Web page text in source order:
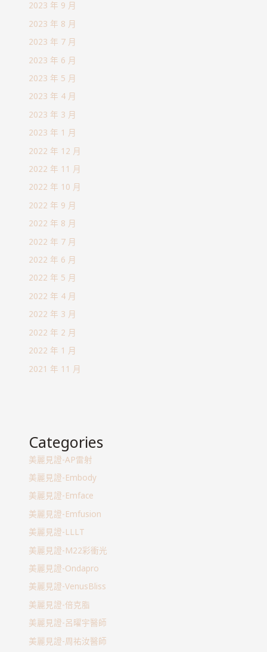
2023 年 9 月
2023 年 8 月
2023 年 7 月
2023 年 6 月
2023 年 5 月
2023 年 4 月
2023 年 3 月
2023 年 1 月
2022 年 12 月
2022 年 11 月
2022 年 10 月
2022 年 9 月
2022 年 8 月
2022 年 7 月
2022 年 6 月
2022 年 5 月
2022 年 4 月
2022 年 3 月
2022 年 2 月
2022 年 1 月
2021 年 11 月
Categories
美麗見證-AP雷射
美麗見證-Embody
美麗見證-Emface
美麗見證-Emfusion
美麗見證-LLLT
美麗見證-M22彩衝光
美麗見證-Ondapro
美麗見證-VenusBliss
美麗見證-倍克脂
美麗見證-呂曜宇醫師
美麗見證-周祐汝醫師